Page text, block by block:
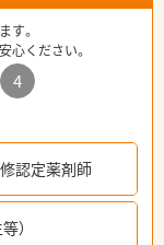
す。
心ください。
4
認定薬剤師
）